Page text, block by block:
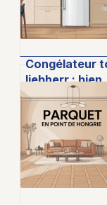
Congélateur
liebherr : bien
choisir et
son appareil